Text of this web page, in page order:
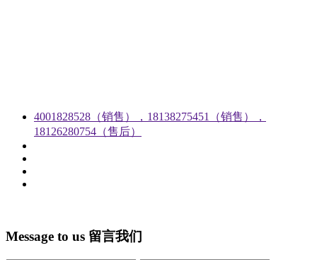
4001828528（销售），18138275451（销售），
18126280754（售后）
Message to us 留言我们